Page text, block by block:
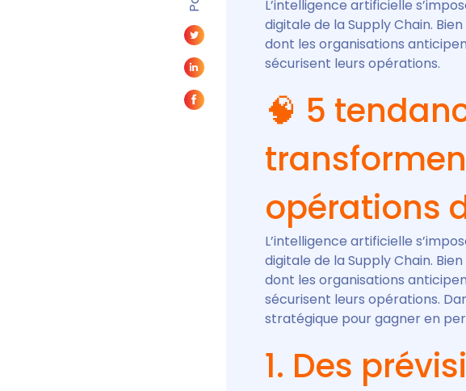
L’intelligence artificielle
digitale de la Supply Chain.
dont les organisations
sécurisent leurs opérations.
🧠 5
opérations
L’intelligence artificielle
digitale de la Supply Chain.
dont les organisations
sécurisent leurs opérations.
stratégique pour gagner en
1. Des